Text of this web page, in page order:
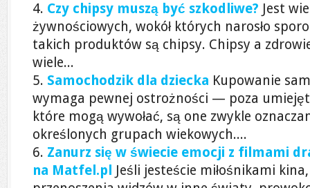
Czy chipsy muszą być szkodliwe? Jest
żywnościowych, wokół których narosło
takich produktów są chipsy. Chipsy a
wiele...
Samochodzik dla dziecka Kupowanie
wymaga pewnej ostrożności — poza
które mogą wywołać, są one zwykle
określonych grupach wiekowych....
Zanurz się w świecie emocji z filmami
na Matfel.pl
Jeśli jesteście miłośnikami